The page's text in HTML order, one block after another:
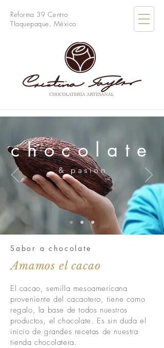
Reforma 39 Centro
Tlaquepaque, México
chocolate
& pasión
Sabor a chocolate
Amamos el cacao
El cacao, semilla mesoamericana
proveniente del cacaotero, tiene como
regalo, la base de todos nuestros
productos, el chocolate. Es sin duda el
inicio de grandes recetas de nuestra
tienda chocolatera.